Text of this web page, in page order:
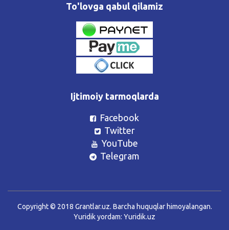
To'lovga qabul qilamiz
Ijtimoiy tarmoqlarda
Facebook
Twitter
YouTube
Telegram
Copyright © 2018 Grantlar.uz. Barcha huquqlar himoyalangan.
Yuridik yordam: Yuridik.uz